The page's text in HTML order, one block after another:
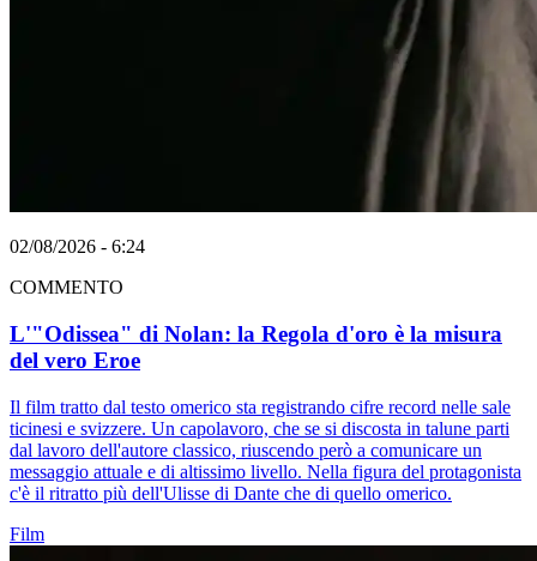
02/08/2026 - 6:24
COMMENTO
L'"Odissea" di Nolan: la Regola d'oro è la misura
del vero Eroe
Il film tratto dal testo omerico sta registrando cifre record nelle sale
ticinesi e svizzere. Un capolavoro, che se si discosta in talune parti
dal lavoro dell'autore classico, riuscendo però a comunicare un
messaggio attuale e di altissimo livello. Nella figura del protagonista
c'è il ritratto più dell'Ulisse di Dante che di quello omerico.
Film